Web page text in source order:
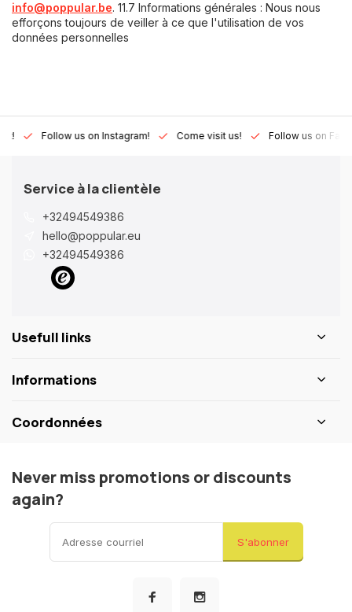
info@poppular.be. 11.7 Informations générales : Nous nous
efforçons toujours de veiller à ce que l'utilisation de vos
données personnelles
Follow us on Instagram! Come visit us! Follow us on
Service à la clientèle
+32494549386
hello@poppular.eu
+32494549386
Usefull links
Informations
Coordonnées
Never miss promotions or discounts
again?
S'abonner